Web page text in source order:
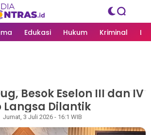
Edukasi Hukum Kriminal
LANGSA
Besok Eselon III dan IV
Langsa Dilantik
Jumat, 3 Juli 2026 - 16:1 WIB